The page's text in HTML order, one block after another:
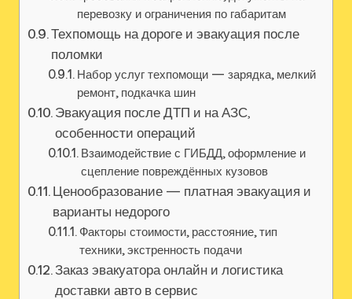
перевозку и ограничения по габаритам
Техпомощь на дороге и эвакуация после
поломки
Набор услуг техпомощи — зарядка, мелкий
ремонт, подкачка шин
Эвакуация после ДТП и на АЗС,
особенности операций
Взаимодействие с ГИБДД, оформление и
сцепление повреждённых кузовов
Ценообразование — платная эвакуация и
варианты недорого
Факторы стоимости, расстояние, тип
техники, экстренность подачи
Заказ эвакуатора онлайн и логистика
доставки авто в сервис